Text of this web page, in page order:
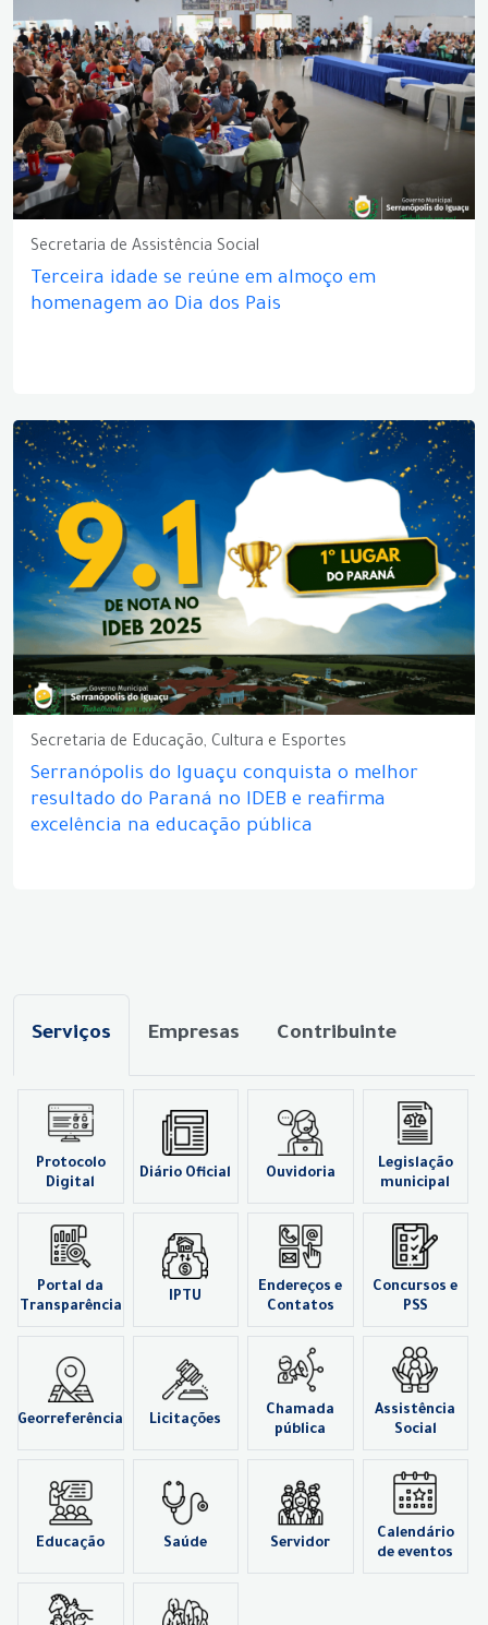
Secretaria de Assistência Social
Terceira idade se reúne em almoço em
homenagem ao Dia dos Pais
Secretaria de Educação, Cultura e Esportes
Serranópolis do Iguaçu conquista o melhor
resultado do Paraná no IDEB e reafirma
excelência na educação pública
Serviços Empresas Contribuinte
Protocolo
Digital
Diário Oficial Ouvidoria
Legislação
municipal
Portal da
Transparência
IPTU
Endereços e
Contatos
Concursos e
PSS
Georreferência Licitações
Chamada
pública
Assistência
Social
Educação Saúde Servidor
Calendário
de eventos